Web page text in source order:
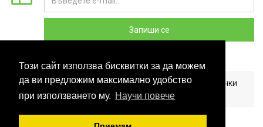
Този сайт използва бисквитки за да можем
да ви предложим максимално удобство
при използването му. Научи повече
Запиши се
2026 COPYRIGHT © EFSA КОНТАКТЕН ЦЕНТЪР БЪЛГАРИЯ. ВСИЧКИ
ПРАВА ЗАПАЗЕНИ. РАЗРАБОТЕНО ОТ